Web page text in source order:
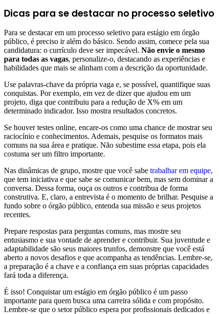
Dicas para se destacar no processo seletivo
Para se destacar em um processo seletivo para estágio em órgão
público, é preciso ir além do básico. Sendo assim, comece pela sua
candidatura: o currículo deve ser impecável. Não envie o mesmo
para todas as vagas, personalize-o, destacando as experiências e
habilidades que mais se alinham com a descrição da oportunidade.
Use palavras-chave da própria vaga e, se possível, quantifique suas
conquistas. Por exemplo, em vez de dizer que ajudou em um
projeto, diga que contribuiu para a redução de X% em um
determinado indicador. Isso mostra resultados concretos.
Se houver testes online, encare-os como uma chance de mostrar seu
raciocínio e conhecimentos. Ademais, pesquise os formatos mais
comuns na sua área e pratique. Não subestime essa etapa, pois ela
costuma ser um filtro importante.
Nas dinâmicas de grupo, mostre que você sabe trabalhar em equipe,
que tem iniciativa e que sabe se comunicar bem, mas sem dominar a
conversa. Dessa forma, ouça os outros e contribua de forma
construtiva. E, claro, a entrevista é o momento de brilhar. Pesquise a
fundo sobre o órgão público, entenda sua missão e seus projetos
recentes.
Prepare respostas para perguntas comuns, mas mostre seu
entusiasmo e sua vontade de aprender e contribuir. Sua juventude e
adaptabilidade são seus maiores trunfos, demonstre que você está
aberto a novos desafios e que acompanha as tendências. Lembre-se,
a preparação é a chave e a confiança em suas próprias capacidades
fará toda a diferença.
É isso! Conquistar um estágio em órgão público é um passo
importante para quem busca uma carreira sólida e com propósito.
Lembre-se que o setor público espera por profissionais dedicados e